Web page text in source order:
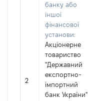
2
банку або
іншої
фінансової
установи:
Акціонерне
товариство
"Державний
експортно-
імпортний
банк України"